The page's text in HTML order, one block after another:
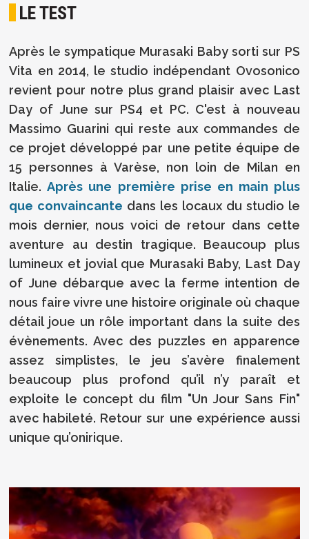
LE TEST
Après le sympatique Murasaki Baby sorti sur PS
Vita en 2014, le studio indépendant Ovosonico
revient pour notre plus grand plaisir avec Last
Day of June sur PS4 et PC. C'est à nouveau
Massimo Guarini qui reste aux commandes de
ce projet développé par une petite équipe de
15 personnes à Varèse, non loin de Milan en
Italie.Après une première prise en main plus
que convaincante dans les locaux du studio le
mois dernier, nous voici de retour dans cette
aventure au destin tragique. Beaucoup plus
lumineux et jovial que Murasaki Baby, Last Day
of June débarque avec la ferme intention de
nous faire vivre une histoire originale où chaque
détail joue un rôle important dans la suite des
évènements. Avec des puzzles en apparence
assez simplistes, le jeu s’avère finalement
beaucoup plus profond qu’il n’y paraît et
exploite le concept du film "Un Jour Sans Fin"
avec habileté. Retour sur une expérience aussi
unique qu’onirique.